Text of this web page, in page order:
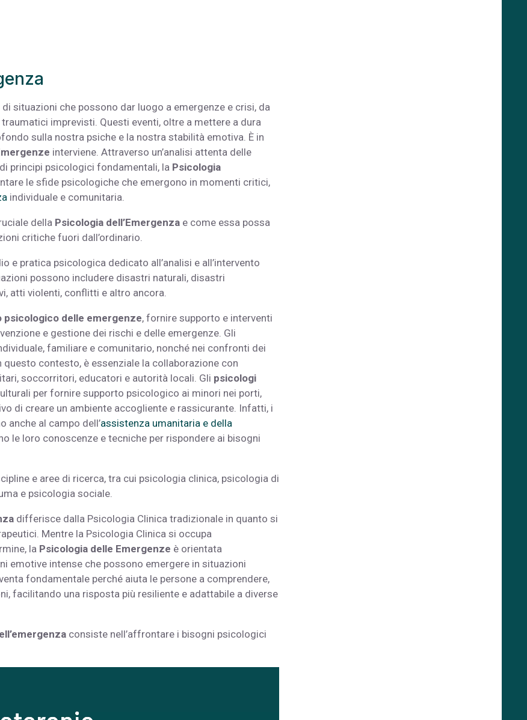
situazioni che possono dar luogo a emergenze e crisi, da
imprevisti. Questi eventi, oltre a mettere a dura
sulla nostra psiche e la nostra stabilità emotiva. È in
interviene. Attraverso un’analisi attenta delle
principi psicologici fondamentali, la Psicologia
le sfide psicologiche che emergono in momenti critici,
individuale e comunitaria.
della Psicologia dell’Emergenza e come essa possa
critiche fuori dall’ordinario.
e pratica psicologica dedicato all’analisi e all’intervento
possono includere disastri naturali, disastri
atti violenti, conflitti e altro ancora.
psicologico delle emergenze, fornire supporto e interventi
e gestione dei rischi e delle emergenze. Gli
familiare e comunitario, nonché nei confronti dei
contesto, è essenziale la collaborazione con
soccorritori, educatori e autorità locali. Gli psicologi
per fornire supporto psicologico ai minori nei porti,
di creare un ambiente accogliente e rassicurante. Infatti, i
anche al campo dell’assistenza umanitaria e della
le loro conoscenze e tecniche per rispondere ai bisogni
e aree di ricerca, tra cui psicologia clinica, psicologia di
e psicologia sociale.
differisce dalla Psicologia Clinica tradizionale in quanto si
Mentre la Psicologia Clinica si occupa
la Psicologia delle Emergenze è orientata
emotive intense che possono emergere in situazioni
fondamentale perché aiuta le persone a comprendere,
facilitando una risposta più resiliente e adattabile a diverse
consiste nell’affrontare i bisogni psicologici